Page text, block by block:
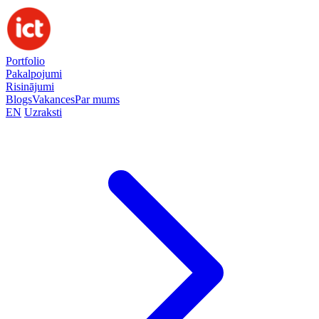
Portfolio
Pakalpojumi
Risinājumi
BlogsVakancesPar mums
EN Uzraksti